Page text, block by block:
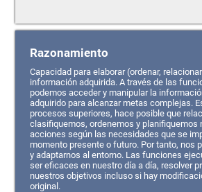
Razonamiento
Capacidad para elaborar (ordenar,
información adquirida. A través de las
podemos acceder y manipular la
adquirido para alcanzar metas complejas.
procesos superiores, hace posible que
clasifiquemos, ordenemos y planifiquemos
acciones según las necesidades que se
momento presente o futuro. Por tanto, nos
y adaptarnos al entorno. Las funciones
ser eficaces en nuestro día a día, resolver
nuestros objetivos incluso si hay
original.